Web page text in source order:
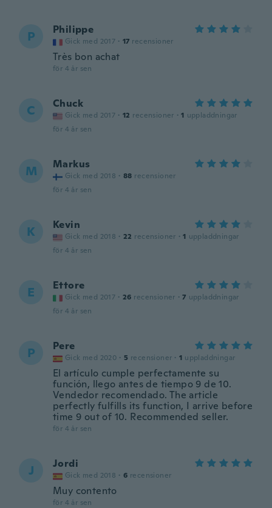
P Philippe
Gick med 2017 · 17 recensioner
Très bon achat
för 4 år sen
C Chuck
Gick med 2017 · 12 recensioner · 1 uppladdningar
för 4 år sen
M Markus
Gick med 2018 · 88 recensioner
för 4 år sen
K Kevin
Gick med 2018 · 22 recensioner · 1 uppladdningar
för 4 år sen
E Ettore
Gick med 2017 · 26 recensioner · 7 uppladdningar
för 4 år sen
P Pere
Gick med 2020 · 5 recensioner · 1 uppladdningar
El artículo cumple perfectamente su
función, llego antes de tiempo 9 de 10.
Vendedor recomendado. The article
perfectly fulfills its function, I arrive before
time 9 out of 10. Recommended seller.
för 4 år sen
J Jordi
Gick med 2018 · 6 recensioner
Muy contento
för 4 år sen